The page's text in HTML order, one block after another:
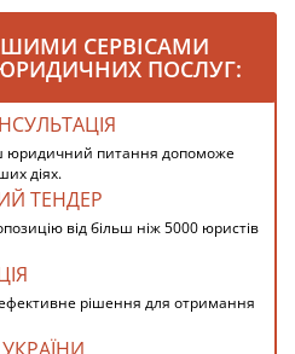
СЕРВІСАМИ
ПОСЛУГ:
юридичний питання допоможе
діях.
ТЕНДЕР
від більш ніж 5000 юристів
рішення для отримання